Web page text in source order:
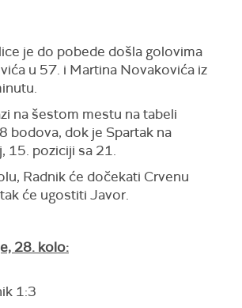
je do pobede došla golovima
u 57. i Martina Novakovića iz
na šestom mestu na tabeli
bodova, dok je Spartak na
15. poziciji sa 21.
Radnik će dočekati Crvenu
će ugostiti Javor.
28. kolo:
1:3